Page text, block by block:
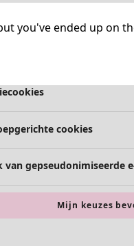
you've ended up on
cookies
cookies
van gepseudonimiseerde
Mijn keuzes